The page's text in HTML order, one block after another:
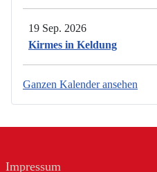
19 Sep. 2026
Kirmes in Keldung
Ganzen Kalender ansehen
Impressum